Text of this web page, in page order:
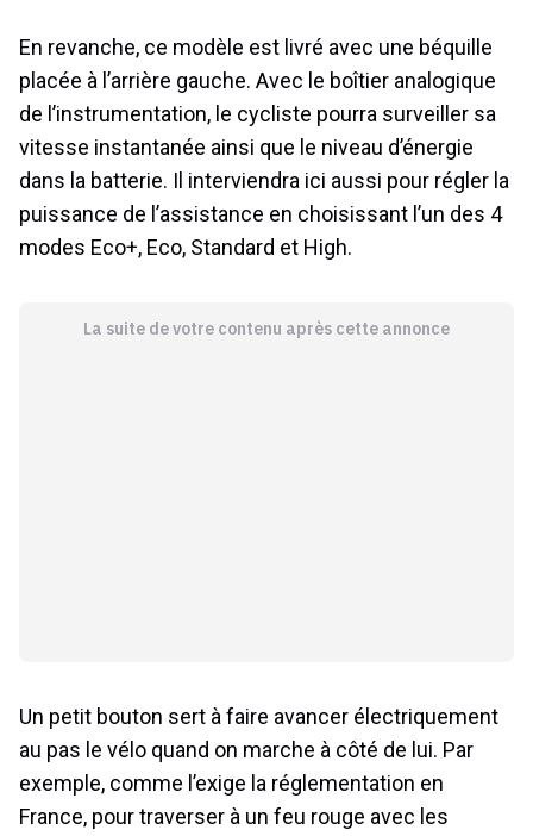
En revanche, ce modèle est livré avec une béquille
placée à l’arrière gauche. Avec le boîtier analogique
de l’instrumentation, le cycliste pourra surveiller sa
vitesse instantanée ainsi que le niveau d’énergie
dans la batterie. Il interviendra ici aussi pour régler la
puissance de l’assistance en choisissant l’un des 4
modes Eco+, Eco, Standard et High.
La suite de votre contenu après cette annonce
Un petit bouton sert à faire avancer électriquement
au pas le vélo quand on marche à côté de lui. Par
exemple, comme l’exige la réglementation en
France, pour traverser à un feu rouge avec les